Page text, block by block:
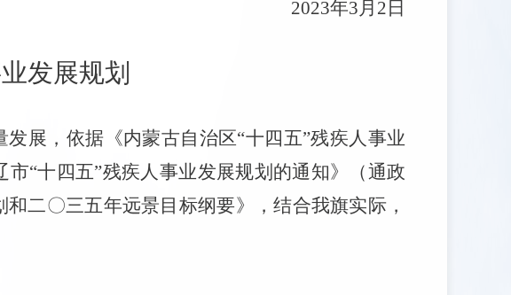
2023年3月 2 日
发展规划
展，依据《内蒙古自治区“十四五”残疾人事业
市“十四五”残疾人事业发展规划的通知》（通政
和二〇三五年远景目标纲要》，结合我旗实际，